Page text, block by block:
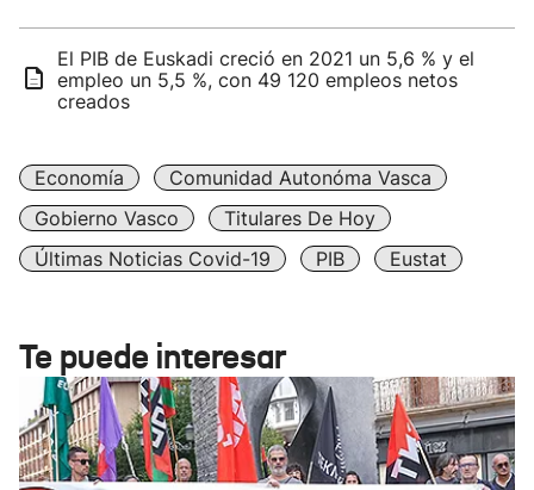
El PIB de Euskadi creció en 2021 un 5,6 % y el
empleo un 5,5 %, con 49 120 empleos netos
creados
Economía
Comunidad Autonóma Vasca
Gobierno Vasco
Titulares De Hoy
Últimas Noticias Covid-19
PIB Eustat
Te puede interesar